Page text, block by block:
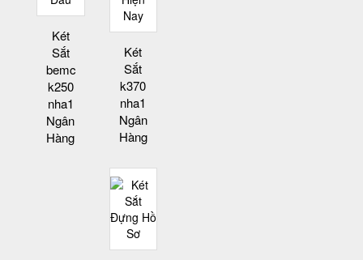
Két
Sắt
bemc
k250
nha1
Ngân
Hàng
Két
Sắt
k370
nha1
Ngân
Hàng